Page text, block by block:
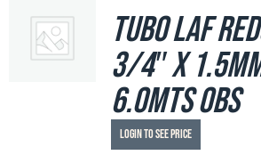
Tubo LAF
3/4″ x
6.0mts OBS
Login to see price